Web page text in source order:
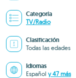
Categoría
TV/Radio
Clasificación
Todas las edades
Idiomas
Español y 47 más